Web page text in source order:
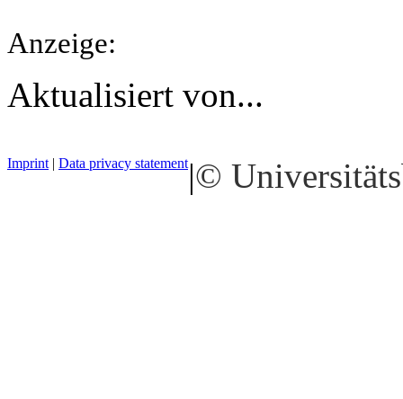
Anzeige:
Aktualisiert von...
Imprint | Data privacy statement|©